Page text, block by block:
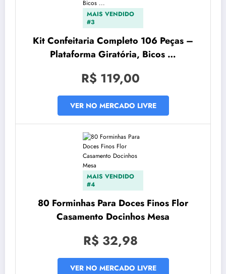
MAIS VENDIDO
#3
Kit Confeitaria Completo 106 Peças –
Plataforma Giratória, Bicos …
R$ 119,00
VER NO MERCADO LIVRE
MAIS VENDIDO
#4
80 Forminhas Para Doces Finos Flor
Casamento Docinhos Mesa
R$ 32,98
VER NO MERCADO LIVRE